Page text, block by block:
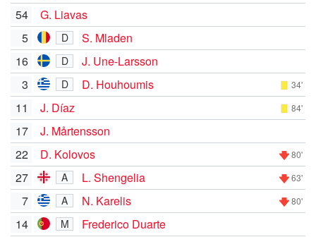
54
G. Liavas
5
D
S. Mladen
16
D
J. Une-Larsson
3
D D. Houhoumis 34'
11 J. Díaz 84'
17
J. Mårtensson
22
D. Kolovos 80'
27 A L. Shengelia 63'
7 A N. Karelis 80'
14 M Frederico Duarte